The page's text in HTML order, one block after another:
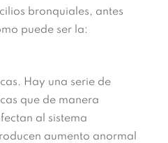
bronquiales, antes
puede ser la:
Hay una serie de
que de manera
al sistema
aumento anormal